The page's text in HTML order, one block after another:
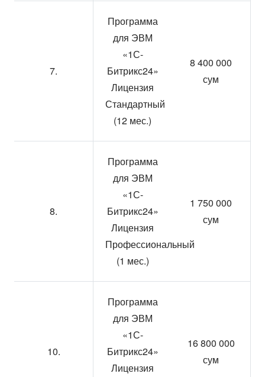
7.
Программа
для ЭВМ
«1С-
Битрикс24»
Лицензия
Стандартный
(12 мес.)
8 400 000
сум
8.
Программа
для ЭВМ
«1С-
Битрикс24»
Лицензия
Профессиональный
(1 мес.)
1 750 000
сум
10.
Программа
для ЭВМ
«1С-
Битрикс24»
Лицензия
16 800 000
сум